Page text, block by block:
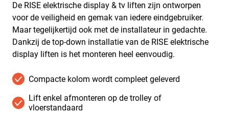
De RISE elektrische display & tv liften zijn ontworpen
voor de veiligheid en gemak van iedere eindgebruiker.
Maar tegelijkertijd ook met de installateur in gedachte.
Dankzij de top-down installatie van de RISE elektrische
display liften is het monteren heel eenvoudig.
Compacte kolom wordt compleet geleverd
Lift enkel afmonteren op de trolley of
vloerstandaard